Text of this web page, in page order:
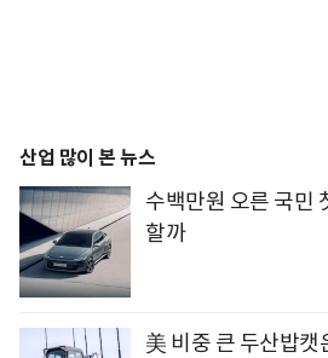
산업 많이 본 뉴스
수백만원 오른 국민
할까
美 비중 큰 두산밥캣